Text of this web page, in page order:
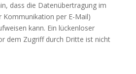
dass die Datenübertragung im
Kommunikation per E-Mail)
kann. Ein lückenloser
dem Zugriff durch Dritte ist nicht